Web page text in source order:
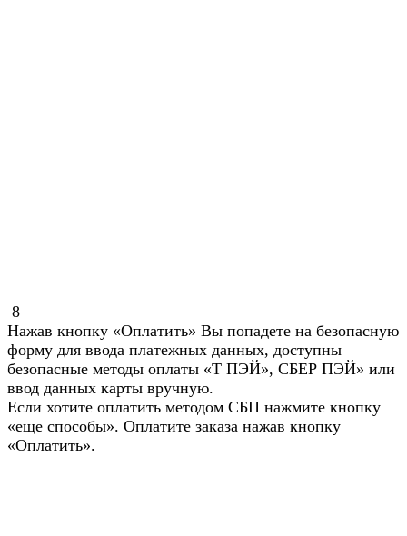
8
Нажав кнопку «Оплатить» Вы попадете на безопасную
форму для ввода платежных данных, доступны
безопасные методы оплаты «Т ПЭЙ», СБЕР ПЭЙ» или
ввод данных карты вручную.
Если хотите оплатить методом СБП нажмите кнопку
«еще способы». Оплатите заказа нажав кнопку
«Оплатить».